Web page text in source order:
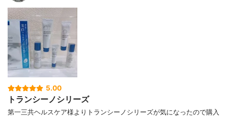
5.00
トランシーノシリーズ
第一三共ヘルスケア様よりトランシーノシリーズが気になったので購入